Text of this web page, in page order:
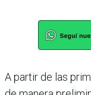
A partir de las